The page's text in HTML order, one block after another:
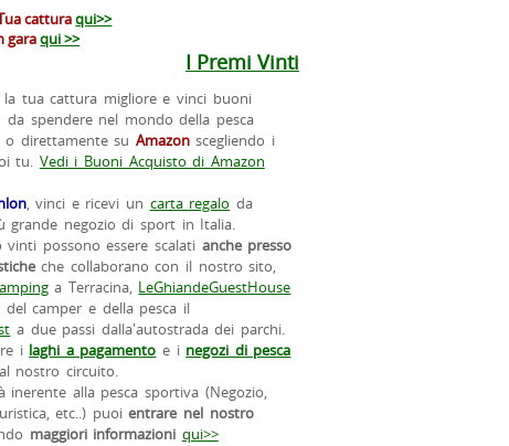
catturaqui>>
garaqui >>
I Premi Vinti
la tua cattura migliore e vinci buoni
da spendere nel mondo della pesca
o direttamente su Amazonscegliendo i
tu. Vedi i Buoni Acquisto di Amazon
, vinci e ricevi un carta regalo da
grande negozio di sport in Italia.
possono essere scalati anche presso
che collaborano con il nostro sito,
a Terracina, LeGhiandeGuestHouse
camper e della pesca il
a due passi dalla'autostrada dei parchi.
i laghi a pagamento e i negozi di pesca
nostro circuito.
inerente alla pesca sportiva (Negozio,
etc..) puoientrare nel nostro
maggiori informazioni qui>>